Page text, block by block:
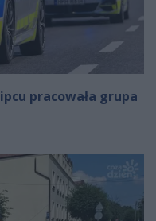
pracowała grupa